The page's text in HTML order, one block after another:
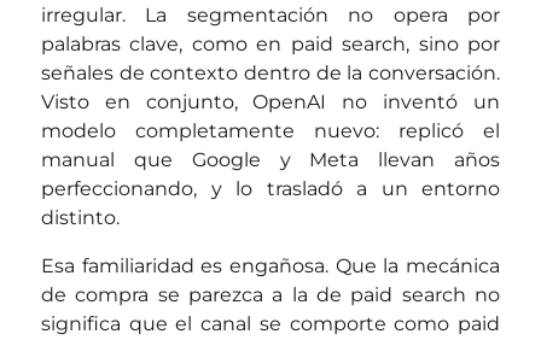
irregular. La segmentación no opera por
palabras clave, como en paid search, sino por
señales de contexto dentro de la conversación.
Visto en conjunto, OpenAI no inventó un
modelo completamente nuevo: replicó el
manual que Google y Meta llevan años
perfeccionando, y lo trasladó a un entorno
distinto.
Esa familiaridad es engañosa. Que la mecánica
de compra se parezca a la de paid search no
significa que el canal se comporte como paid